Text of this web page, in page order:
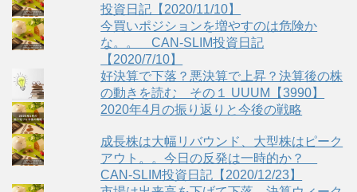
投資日記【2020/11/10】
今買いポジションを増やすのは危険か
な。。 CAN-SLIM投資日記
【2020/7/10】
好決算で下落？悪決算で上昇？決算後の株
の動きを読む その１ UUUM【3990】
2020年4月の振り返りと今後の戦略
成長株は大幅リバウンド、大型株はピーク
アウト。。今日の反発は一時的か？
CAN-SLIM投資日記【2020/12/23】